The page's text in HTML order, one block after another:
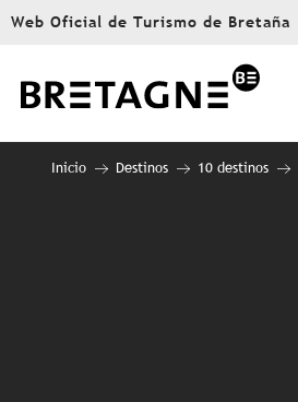
Aller
principal
Web Oficial de Turismo de Bretaña
Inicio Destinos 10 destinos